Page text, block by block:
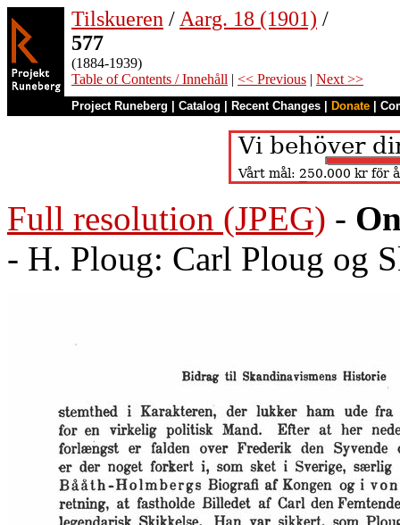
Tilskueren / Aarg. 18 (1901) /
577
(1884-1939)
Table of Contents / Innehåll | << Previous | Next >>
Project Runeberg Catalog Recent Changes Donate
Full resolution (JPEG) -
- H. Ploug: Carl Ploug og